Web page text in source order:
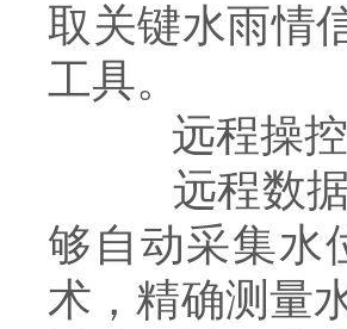
取关键水雨情
工具。
远程操控
远程数据
够自动采集水
术，精确测量